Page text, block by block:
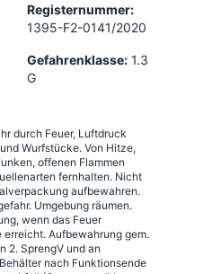
Registernummer:
1395-F2-0141/2020
Gefahrenklasse: 1.3
G
durch Feuer, Luftdruck
Wurfstücke. Von Hitze,
offenen Flammen
fernhalten. Nicht
aufbewahren.
Umgebung räumen.
wenn das Feuer
erreicht. Aufbewahrung gem.
2. SprengV und an
nach Funktionsende